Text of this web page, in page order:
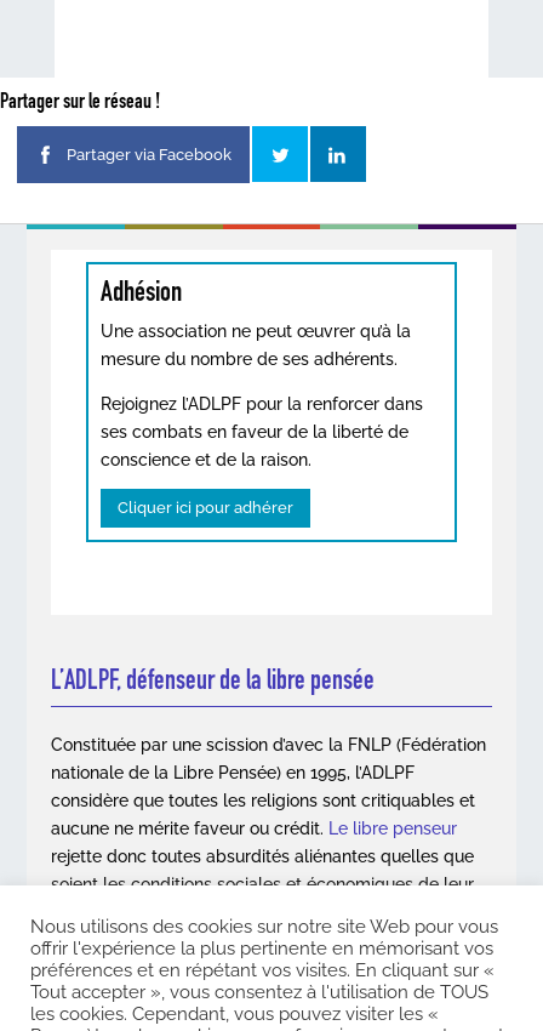
Partager sur le réseau !
Partager via Facebook
Adhésion
Une association ne peut œuvrer qu’à la
mesure du nombre de ses adhérents.
Rejoignez l’ADLPF pour la renforcer dans
ses combats en faveur de la liberté de
conscience et de la raison.
Cliquer ici pour adhérer
L’ADLPF, défenseur de la libre pensée
Constituée par une scission d’avec la FNLP (Fédération
nationale de la Libre Pensée) en 1995, l’ADLPF
considère que toutes les religions sont critiquables et
aucune ne mérite faveur ou crédit. Le libre penseur
rejette donc toutes absurdités aliénantes quelles que
soient les conditions sociales et économiques de leur
En savoir plus
Nous utilisons des cookies sur notre site Web pour vous
offrir l'expérience la plus pertinente en mémorisant vos
préférences et en répétant vos visites. En cliquant sur «
Tout accepter », vous consentez à l'utilisation de TOUS
les cookies. Cependant, vous pouvez visiter les «